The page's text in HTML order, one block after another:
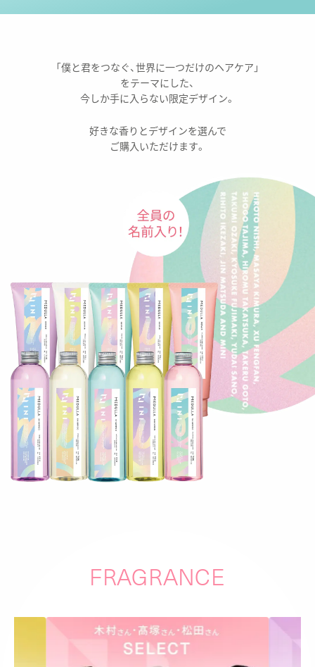
「僕と君をつなぐ、世界に一つだけのヘアケア」
をテーマにした、
今しか手に入らない限定デザイン。
好きな香りとデザインを選んで
ご購入いただけます。
FRAGRANCE